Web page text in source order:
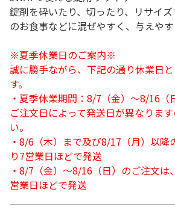
錠剤を砕いたり、切ったり、リサイ
のお食事などに混ぜやすく、与えやす
※夏季休業日のご案内※
誠に勝手ながら、下記の通り休業日
す。
・夏季休業期間：8/7（金）～8/16（
ご注文日によって発送日が異なりま
い。
・8/6（木）まで及び8/17（月）以降
り7営業日ほどで発送
・8/7（金）～8/16（日）のご注文は
営業日ほどで発送